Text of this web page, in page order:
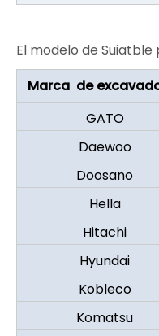
El modelo de
Marca de
GATO
Daewoo
Doosano
Hella
Hitachi
Hyundai
Kobleco
Komatsu